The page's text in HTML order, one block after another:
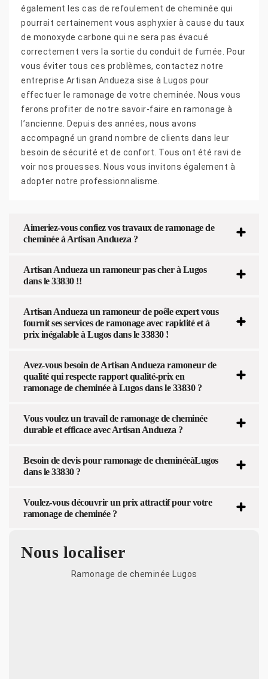
également les cas de refoulement de cheminée qui
pourrait certainement vous asphyxier à cause du taux
de monoxyde carbone qui ne sera pas évacué
correctement vers la sortie du conduit de fumée. Pour
vous éviter tous ces problèmes, contactez notre
entreprise Artisan Andueza sise à Lugos pour
effectuer le ramonage de votre cheminée. Nous vous
ferons profiter de notre savoir-faire en ramonage à
l’ancienne. Depuis des années, nous avons
accompagné un grand nombre de clients dans leur
besoin de sécurité et de confort. Tous ont été ravi de
voir nos prouesses. Nous vous invitons également à
adopter notre professionnalisme.
Aimeriez-vous confiez vos travaux de ramonage de
cheminée à Artisan Andueza ?
Artisan Andueza un ramoneur pas cher à Lugos
dans le 33830 !!
Artisan Andueza un ramoneur de poêle expert vous
fournit ses services de ramonage avec rapidité et à
prix inégalable à Lugos dans le 33830 !
Avez-vous besoin de Artisan Andueza ramoneur de
qualité qui respecte rapport qualité-prix en
ramonage de cheminée à Lugos dans le 33830 ?
Vous voulez un travail de ramonage de cheminée
durable et efficace avec Artisan Andueza ?
Besoin de devis pour ramonage de cheminéeàLugos
dans le 33830 ?
Voulez-vous découvrir un prix attractif pour votre
ramonage de cheminée ?
Nous localiser
Ramonage de cheminée Lugos